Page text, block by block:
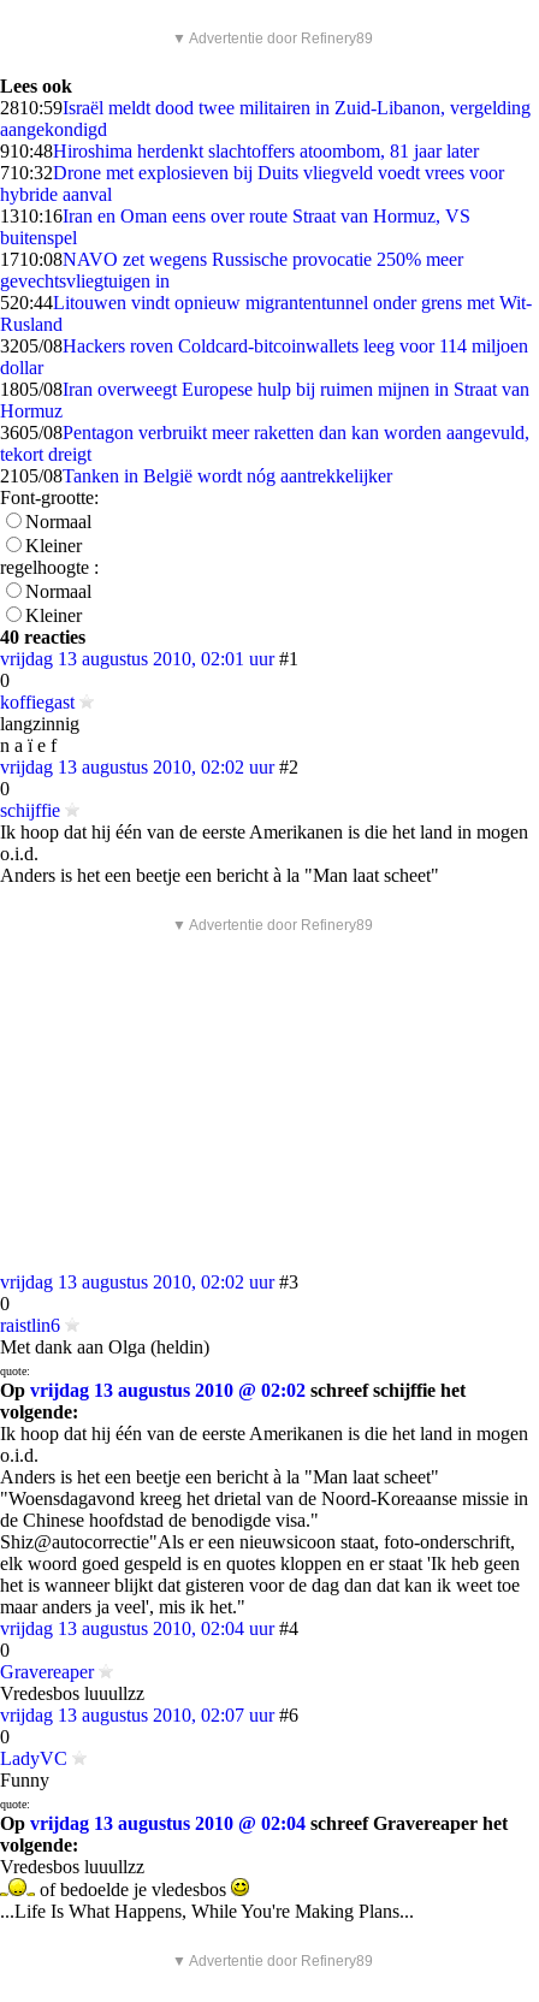
▼ Advertentie door Refinery89
Lees ook
2810:59Israël meldt dood twee militairen in Zuid-Libanon, vergelding
aangekondigd
910:48Hiroshima herdenkt slachtoffers atoombom, 81 jaar later
710:32Drone met explosieven bij Duits vliegveld voedt vrees voor
hybride aanval
1310:16Iran en Oman eens over route Straat van Hormuz, VS
buitenspel
1710:08NAVO zet wegens Russische provocatie 250% meer
gevechtsvliegtuigen in
520:44Litouwen vindt opnieuw migrantentunnel onder grens met Wit-
Rusland
3205/08Hackers roven Coldcard-bitcoinwallets leeg voor 114 miljoen
dollar
1805/08Iran overweegt Europese hulp bij ruimen mijnen in Straat van
Hormuz
3605/08Pentagon verbruikt meer raketten dan kan worden aangevuld,
tekort dreigt
2105/08Tanken in België wordt nóg aantrekkelijker
Font-grootte:
Normaal
Kleiner
regelhoogte :
Normaal
Kleiner
40 reacties
vrijdag 13 augustus 2010, 02:01 uur #1
0
koffiegast
langzinnig
n a ï e f
vrijdag 13 augustus 2010, 02:02 uur #2
0
schijffie
Ik hoop dat hij één van de eerste Amerikanen is die het land in mogen
o.i.d.
Anders is het een beetje een bericht à la "Man laat scheet"
▼ Advertentie door Refinery89
vrijdag 13 augustus 2010, 02:02 uur #3
0
raistlin6
Met dank aan Olga (heldin)
quote:
Op vrijdag 13 augustus 2010 @ 02:02 schreef schijffie het
volgende:
Ik hoop dat hij één van de eerste Amerikanen is die het land in mogen
o.i.d.
Anders is het een beetje een bericht à la "Man laat scheet"
"Woensdagavond kreeg het drietal van de Noord-Koreaanse missie in
de Chinese hoofdstad de benodigde visa."
Shiz@autocorrectie"Als er een nieuwsicoon staat, foto-onderschrift,
elk woord goed gespeld is en quotes kloppen en er staat 'Ik heb geen
het is wanneer blijkt dat gisteren voor de dag dan dat kan ik weet toe
maar anders ja veel', mis ik het."
vrijdag 13 augustus 2010, 02:04 uur #4
0
Gravereaper
Vredesbos luuullzz
vrijdag 13 augustus 2010, 02:07 uur #6
0
LadyVC
Funny
quote:
Op vrijdag 13 augustus 2010 @ 02:04 schreef Gravereaper het
volgende:
Vredesbos luuullzz
of bedoelde je vledesbos
...Life Is What Happens, While You're Making Plans...
▼ Advertentie door Refinery89